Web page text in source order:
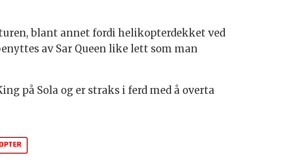
blant annet fordi helikopterdekket ved
av Sar Queen like lett som man
på Sola og er straks i ferd med å overta